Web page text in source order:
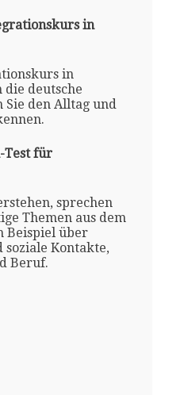
in
in
die deutsche
Sie den Alltag und
Test für
sprechen
Themen aus dem
Beispiel über
soziale Kontakte,
Beruf.